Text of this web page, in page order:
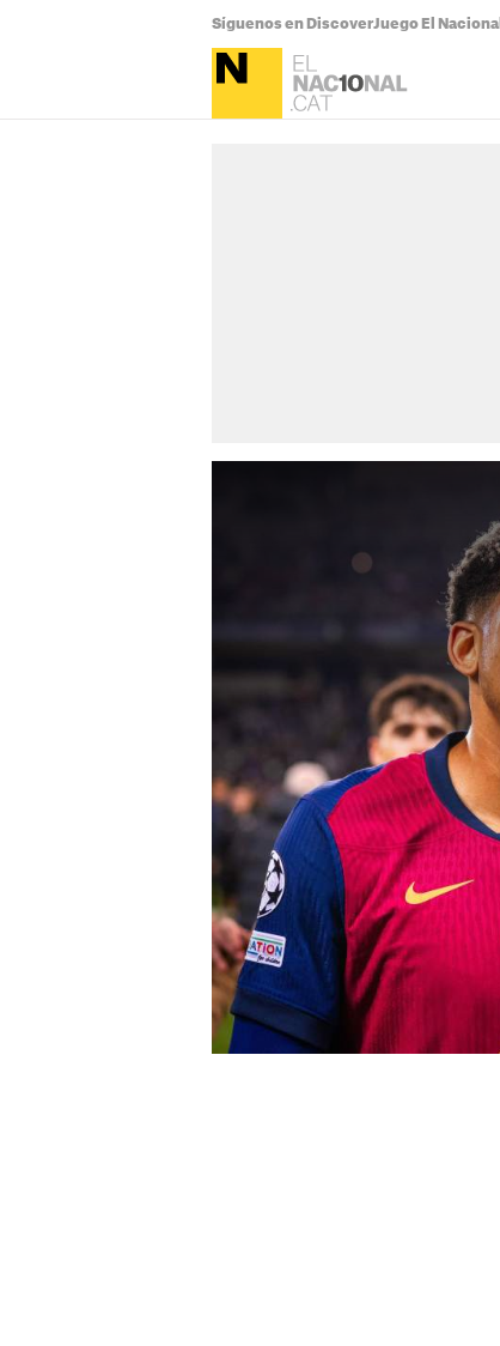
Síguenos en DiscoverJuego El Nacional